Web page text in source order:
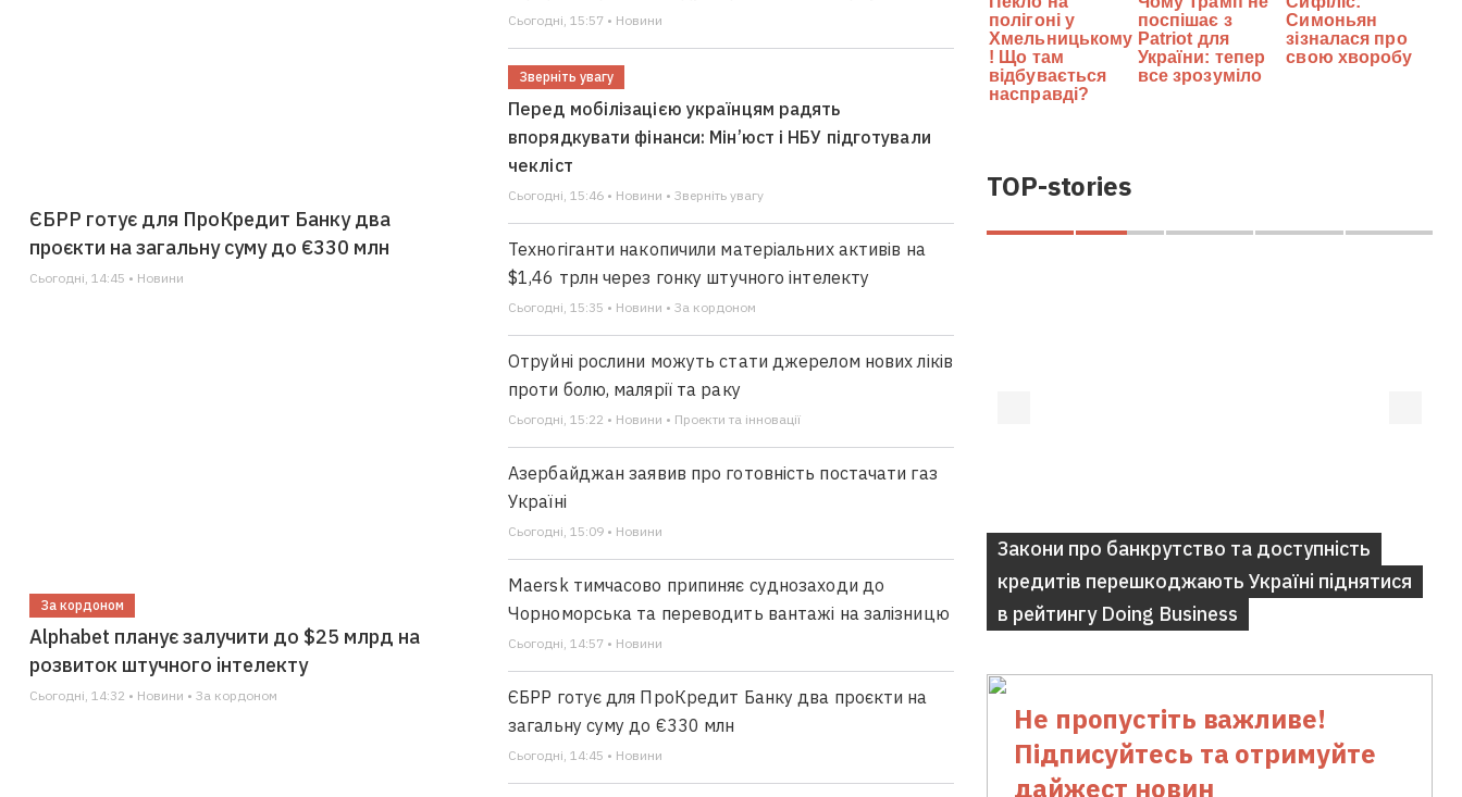
ЄБРР готує для ПроКредит Банку два
проєкти на загальну суму до €330 млн
Сьогодні, 14:45 • Новини
За кордоном
Alphabet планує залучити до $25 млрд на
розвиток штучного інтелекту
Сьогодні, 14:32 • Новини • За кордоном
Сьогодні, 15:57 • Новини
Зверніть увагу
Перед мобілізацією українцям радять
впорядкувати фінанси: Мін’юст і НБУ підготували
чекліст
Сьогодні, 15:46 • Новини • Зверніть увагу
Техногіганти накопичили матеріальних активів на
$1,46 трлн через гонку штучного інтелекту
Сьогодні, 15:35 • Новини • За кордоном
Отруйні рослини можуть стати джерелом нових ліків
проти болю, малярії та раку
Сьогодні, 15:22 • Новини • Проекти та інновації
Азербайджан заявив про готовність постачати газ
Україні
Сьогодні, 15:09 • Новини
Maersk тимчасово припиняє суднозаходи до
Чорноморська та переводить вантажі на залізницю
Сьогодні, 14:57 • Новини
ЄБРР готує для ПроКредит Банку два проєкти на
загальну суму до €330 млн
Сьогодні, 14:45 • Новини
TOP-stories
Закони про банкрутство та доступність
кредитів перешкоджають Україні піднятися
в рейтингу Doing Business
Не пропустіть важливе!
Підписуйтесь та отримуйте
дайжест новин